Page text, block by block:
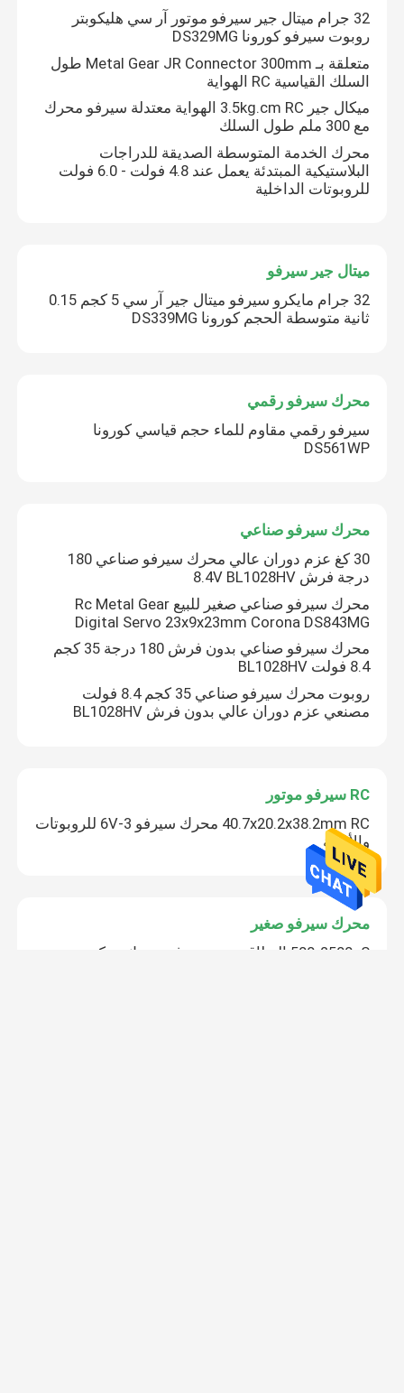
بيت
منتجات
32 جرام ميتال جير سيرفو موتور آر سي هليكوبتر
روبوت سيرفو كورونا DS329MG
متعلقة بـ Metal Gear JR Connector 300mm طول
السلك القياسية RC الهواية
ميكال جير 3.5kg.cm RC الهواية معتدلة سيرفو محرك
مع 300 ملم طول السلك
محرك الخدمة المتوسطة الصديقة للدراجات
البلاستيكية المبتدئة يعمل عند 4.8 فولت - 6.0 فولت
للروبوتات الداخلية
ميتال جير سيرفو
32 جرام مايكرو سيرفو ميتال جير آر سي 5 كجم 0.15
ثانية متوسطة الحجم كورونا DS339MG
محرك سيرفو رقمي
سيرفو رقمي مقاوم للماء حجم قياسي كورونا
DS561WP
محرك سيرفو صناعي
30 كغ عزم دوران عالي محرك سيرفو صناعي 180
درجة فرش 8.4V BL1028HV
محرك سيرفو صناعي صغير للبيع Rc Metal Gear
Digital Servo 23x9x23mm Corona DS843MG
محرك سيرفو صناعي بدون فرش 180 درجة 35 كجم
8.4 فولت BL1028HV
روبوت محرك سيرفو صناعي 35 كجم 8.4 فولت
مصنعي عزم دوران عالي بدون فرش BL1028HV
RC سيرفو موتور
40.7x20.2x38.2mm RC محرك سيرفو 3-6V للروبوتات
والأتمتة
محرك سيرفو صغير
500-2500μS النطاق ميني سيرفو محرك تحكم عرض